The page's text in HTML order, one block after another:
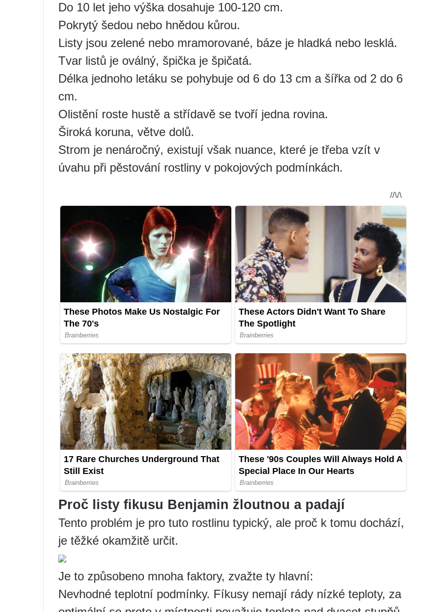
Do 10 let jeho výška dosahuje 100-120 cm.
Pokrytý šedou nebo hnědou kůrou.
Listy jsou zelené nebo mramorované, báze je hladká nebo lesklá.
Tvar listů je oválný, špička je špičatá.
Délka jednoho letáku se pohybuje od 6 do 13 cm a šířka od 2 do 6
cm.
Olistění roste hustě a střídavě se tvoří jedna rovina.
Široká koruna, větve dolů.
Strom je nenáročný, existují však nuance, které je třeba vzít v
úvahu při pěstování rostliny v pokojových podmínkách.
Proč listy fikusu Benjamin žloutnou a padají
Tento problém je pro tuto rostlinu typický, ale proč k tomu dochází,
je těžké okamžitě určit.
Je to způsobeno mnoha faktory, zvažte ty hlavní:
Nevhodné teplotní podmínky. Fíkusy nemají rády nízké teploty, za